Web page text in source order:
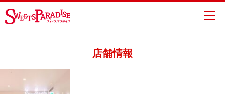
店舗情報